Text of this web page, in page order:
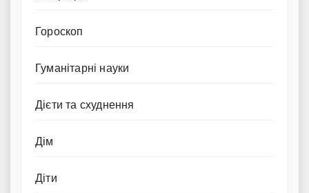
Гороскоп
Гуманітарні науки
Дієти та схуднення
Дім
Діти